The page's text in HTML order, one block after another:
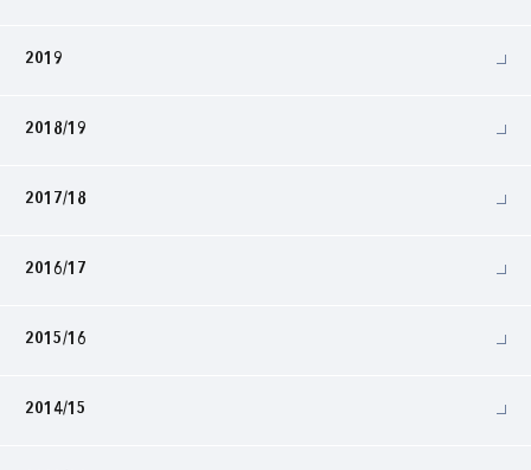
2019
2018/19
2017/18
2016/17
2015/16
2014/15